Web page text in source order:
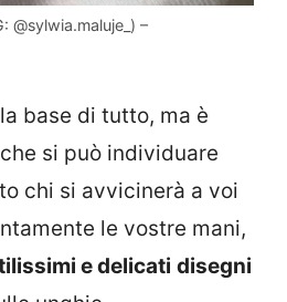
@sylwia.maluje_) –
base di tutto, ma è
si può individuare
chi si avvicinerà a voi
le vostre mani,
e delicati disegni